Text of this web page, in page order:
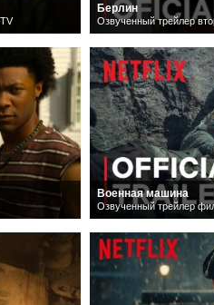
Берлин
Озвученный трейлер
Военная машина
Озвученный трейлер